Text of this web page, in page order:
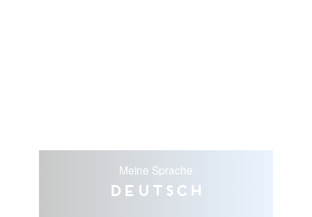
Meine Sprache
Deutsch